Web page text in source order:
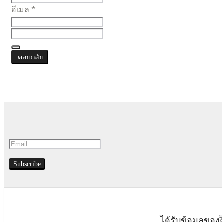
อีเมล *
ตอบกลับ
Subscribe
ได้รับข้อมูลขอ